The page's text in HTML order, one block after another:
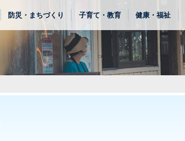
防災・まちづくり 子育て・教育 健康・福祉